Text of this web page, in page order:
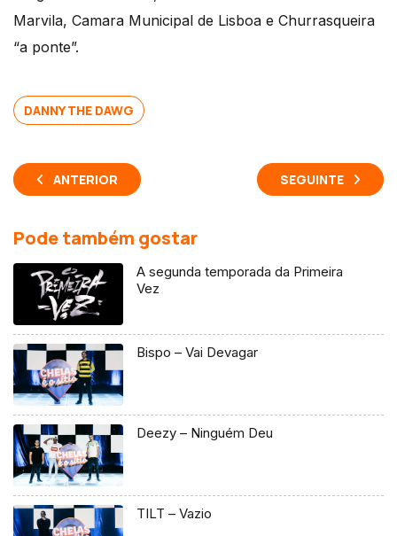
Marvila, Camara Municipal de Lisboa e Churrasqueira
“a ponte”.
DANNY THE DAWG
ANTERIOR SEGUINTE
Pode também gostar
A segunda temporada da Primeira
Vez
Bispo – Vai Devagar
Deezy – Ninguém Deu
TILT – Vazio